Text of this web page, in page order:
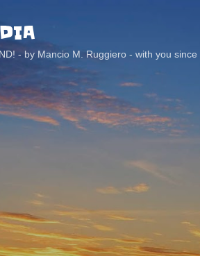
- by Mancio M. Ruggiero - with you